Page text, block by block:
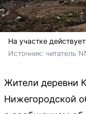
На участке
Источник: читатель
Жители деревни
Нижегородской